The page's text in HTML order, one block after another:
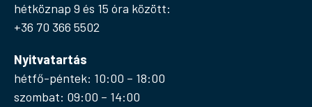
hétköznap 9 és 15 óra között:
+36 70 366 5502
Nyitvatartás
hétfő-péntek: 10:00 – 18:00
szombat: 09:00 – 14:00